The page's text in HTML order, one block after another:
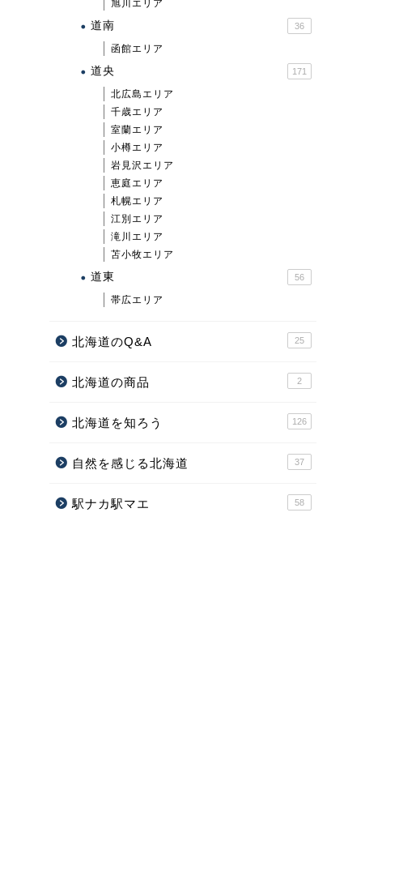
旭川エリア
道南 36
函館エリア
道央 171
北広島エリア
千歳エリア
室蘭エリア
小樽エリア
岩見沢エリア
恵庭エリア
札幌エリア
江別エリア
滝川エリア
苫小牧エリア
道東 56
帯広エリア
北海道のQ&A 25
北海道の商品 2
北海道を知ろう 126
自然を感じる北海道 37
駅ナカ駅マエ 58